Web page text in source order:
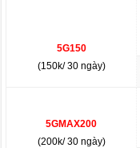
5G150
(150k/ 30 ngày)
5GMAX200
(200k/ 30 ngày)